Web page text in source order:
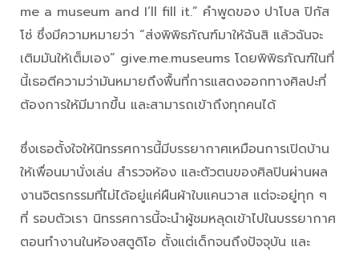
me a museum and I’ll fill it.” คำพูดของ ปาโบล ปิกัส
โซ่ ซึ่งมีความหมายว่า “ส่งพิพิธภัณฑ์มาให้ฉันสิ แล้วฉันจะ
เติมมันให้เต็มเอง” give.me.museums โดยพิพิธภัณฑ์ในที่
นี้เธอตีความว่ามันหมายถึงพื้นที่การแสดงออกทางศิลปะที่
ต้องการให้มีมากขึ้น และสามารถเข้าถึงทุกคนได้
ซึ่งเธอตั้งใจให้นิทรรศการนี้มีบรรยากาศเหมือนการเปิดบ้าน
ให้เพื่อนมานั่งเล่น สำรวจห้อง และตัวตนของศิลปินผ่านผล
งานจิตรกรรมที่ไม่ได้อยู่แค่ผืนผ้าใบแคนวาส แต่จะอยู่ทุก ๆ
ที่ รอบตัวเรา นิทรรศการนี้จะนำผู้ชมหลุดเข้าไปในบรรยากาศ
ตอนทำงานในห้องสตูดิโอ ตั้งแต่เด็กจนถึงปัจจุบัน และ